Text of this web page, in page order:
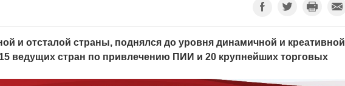
и отсталой страны, поднялся до уровня динамичной и креативной
ведущих стран по привлечению ПИИ и 20 крупнейших торговых